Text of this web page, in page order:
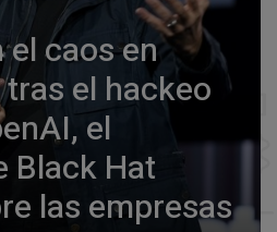
el caos en
el hackeo
el
Black Hat
las empresas